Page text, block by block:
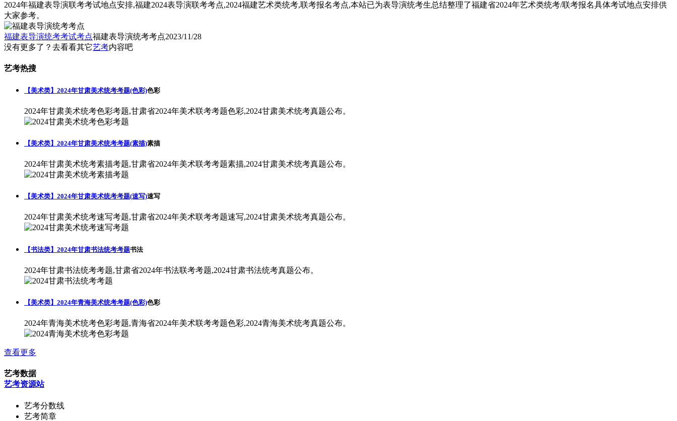
2024年福建表导演联考考试地点安排,福建2024表导演联考考点,2024福建艺术类统考,联考报名考点,本站已为表导演统考生总结整理了福建省2024年艺术类统考/联考报名具体考试地点安排供
大家参考。
福建表导演统考考试考点福建表导演统考考点2023/11/28
没有更多了？去看看其它艺考内容吧
艺考热搜
【美术类】2024年甘肃美术统考考题(色彩)色彩
2024年甘肃美术统考色彩考题,甘肃省2024年美术联考考题色彩,2024甘肃美术统考真题公布。
【美术类】2024年甘肃美术统考考题(素描)素描
2024年甘肃美术统考素描考题,甘肃省2024年美术联考考题素描,2024甘肃美术统考真题公布。
【美术类】2024年甘肃美术统考考题(速写)速写
2024年甘肃美术统考速写考题,甘肃省2024年美术联考考题速写,2024甘肃美术统考真题公布。
【书法类】2024年甘肃书法统考考题书法
2024年甘肃书法统考考题,甘肃省2024年书法联考考题,2024甘肃书法统考真题公布。
【美术类】2024年青海美术统考考题(色彩)色彩
2024年青海美术统考色彩考题,青海省2024年美术联考考题色彩,2024青海美术统考真题公布。
查看更多
艺考数据
艺考资源站
艺考分数线
艺考简章